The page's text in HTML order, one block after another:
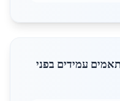
עמידים בפני